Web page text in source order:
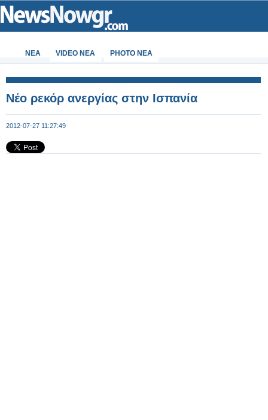
ΝΕΑ VIDEO NEA PHOTO NEA
Νέο ρεκόρ ανεργίας στην Ισπανία
2012-07-27 11:27:49